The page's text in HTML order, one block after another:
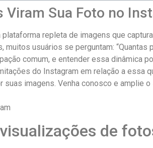
Viram Sua Foto no
repleta de ‌imagens que
usuários se perguntam: “Quantas⁣
comum,‍ e entender ​essa dinâmica
do Instagram em relação a ‌essa
imagens. Venha conosco e amplie
‌de⁤